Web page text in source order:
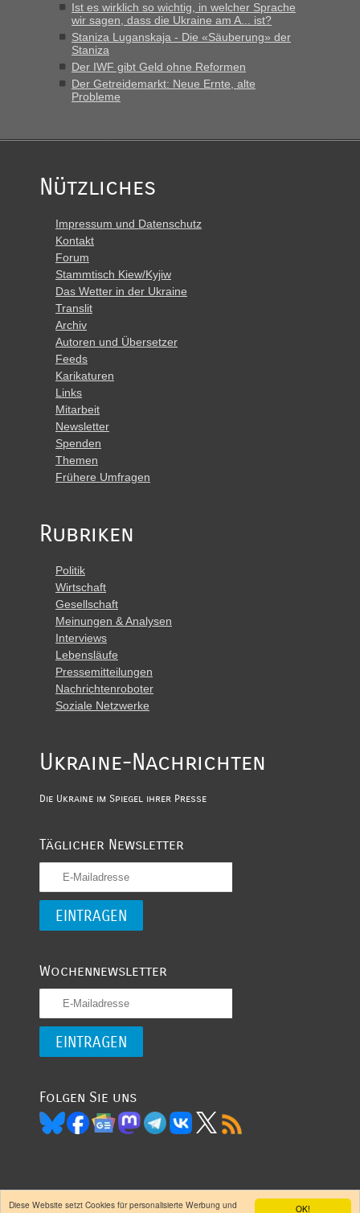
OK!
Diese Website setzt Cookies für personalisierte Werbung und
Ist es wirklich so wichtig, in welcher Sprache
wir sagen, dass die Ukraine am A... ist?
Staniza Luganskaja - Die «Säuberung» der
Staniza
Der IWF gibt Geld ohne Reformen
Der Getreidemarkt: Neue Ernte, alte
Probleme
Nützliches
Impressum und Datenschutz
Kontakt
Forum
Stammtisch Kiew/Kyjiw
Das Wetter in der Ukraine
Translit
Archiv
Autoren und Übersetzer
Feeds
Karikaturen
Links
Mitarbeit
Newsletter
Spenden
Themen
Frühere Umfragen
Rubriken
Politik
Wirtschaft
Gesellschaft
Meinungen & Analysen
Interviews
Lebensläufe
Pressemitteilungen
Nachrichtenroboter
Soziale Netzwerke
Ukraine-Nachrichten
Die Ukraine im Spiegel ihrer Presse
Täglicher Newsletter
Wochennewsletter
Folgen Sie uns
(CC) 2007 - - garantiert oligarchenfrei Entwickelt